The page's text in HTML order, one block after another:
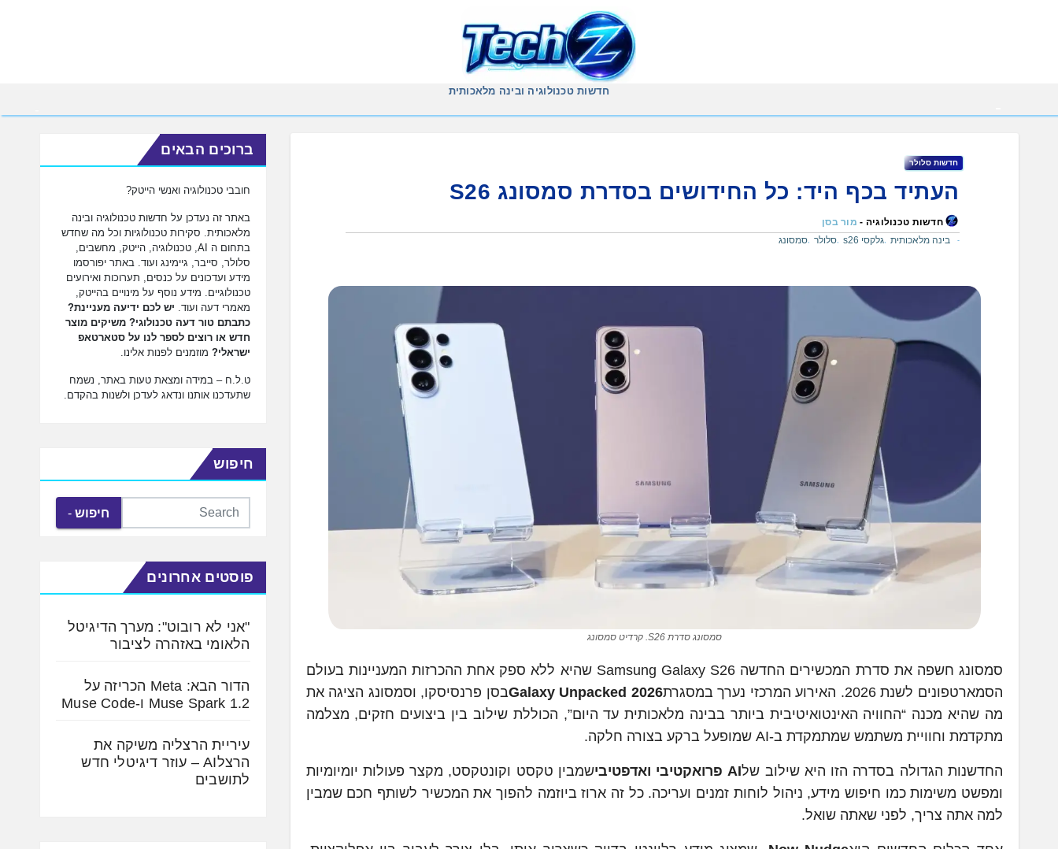
חדשות טכנולוגיה ובינה מלאכותית
חדשות סלולר
העתיד בכף היד: כל החידושים בסדרת סמסונג S26
חדשות טכנולוגיה - מור בסן
בינה מלאכותית ,גלקסי s26 ,סלולר ,סמסונג
סמסונג סדרת S26. קרדיט סמסונג
סמסונג חשפה את סדרת המכשירים החדשה Samsung Galaxy S26 שהיא ללא ספק אחת ההכרזות המעניינות בעולם
הסמארטפונים לשנת 2026. האירוע המרכזי נערך במסגרת
Galaxy Unpacked 2026בסן פרנסיסקו, וסמסונג הציגה את
מה שהיא מכנה “החוויה האינטואיטיבית ביותר בבינה מלאכותית עד היום”, הכוללת שילוב בין ביצועים חזקים, מצלמה
מתקדמת וחוויית משתמש שמתמקדת ב-AI שמופעל ברקע בצורה חלקה.
החדשנות הגדולה בסדרה הזו היא שילוב שלAI פרואקטיבי ואדפטיבי
שמבין טקסט וקונטקסט, מקצר פעולות יומיומיות
ומפשט משימות כמו חיפוש מידע, ניהול לוחות זמנים ועריכה. כל זה ארוז ביוזמה להפוך את המכשיר לשותף חכם שמבין
למה אתה צריך, לפני שאתה שואל.
ברוכים הבאים
חובבי טכנולוגיה ואנשי הייטק?
באתר זה נעדכן על חדשות טכנולוגיה ובינה
מלאכותית. סקירות טכנולוגיות וכל מה שחדש
בתחום ה AI, טכנולוגיה, הייטק, מחשבים,
סלולר, סייבר, גיימינג ועוד. באתר יפורסמו
מידע ועדכונים על כנסים, תערוכות ואירועים
טכנולוגיים. מידע נוסף על מינויים בהייטק,
מאמרי דעה ועוד. יש לכם ידיעה מעניינת?
כתבתם טור דעה טכנולוגי? משיקים מוצר
חדש או רוצים לספר לנו על סטארטאפ
ישראלי? מוזמנים לפנות אלינו.
ט.ל.ח – במידה ומצאת טעות באתר, נשמח
שתעדכנו אותנו ונדאג לעדכן ולשנות בהקדם.
חיפוש
חיפוש
פוסטים אחרונים
"אני לא רובוט": מערך הדיגיטל
הלאומי באזהרה לציבור
הדור הבא: Meta הכריזה על
Muse Spark 1.2 ו-Muse Code
עיריית הרצליה משיקה את
הרצלAI – עוזר דיגיטלי חדש
לתושבים